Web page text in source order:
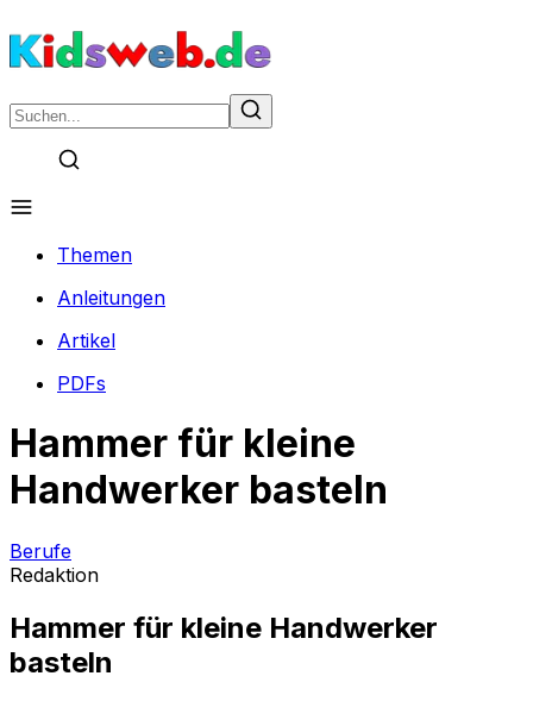
Themen
Anleitungen
Artikel
PDFs
Hammer für kleine
Handwerker basteln
Berufe
Redaktion
Hammer für kleine Handwerker
basteln